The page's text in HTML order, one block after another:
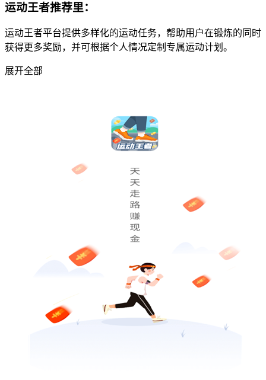
运动王者推荐里：
运动王者平台提供多样化的运动任务，帮助用户在锻炼的同时
获得更多奖励，并可根据个人情况定制专属运动计划。
展开全部